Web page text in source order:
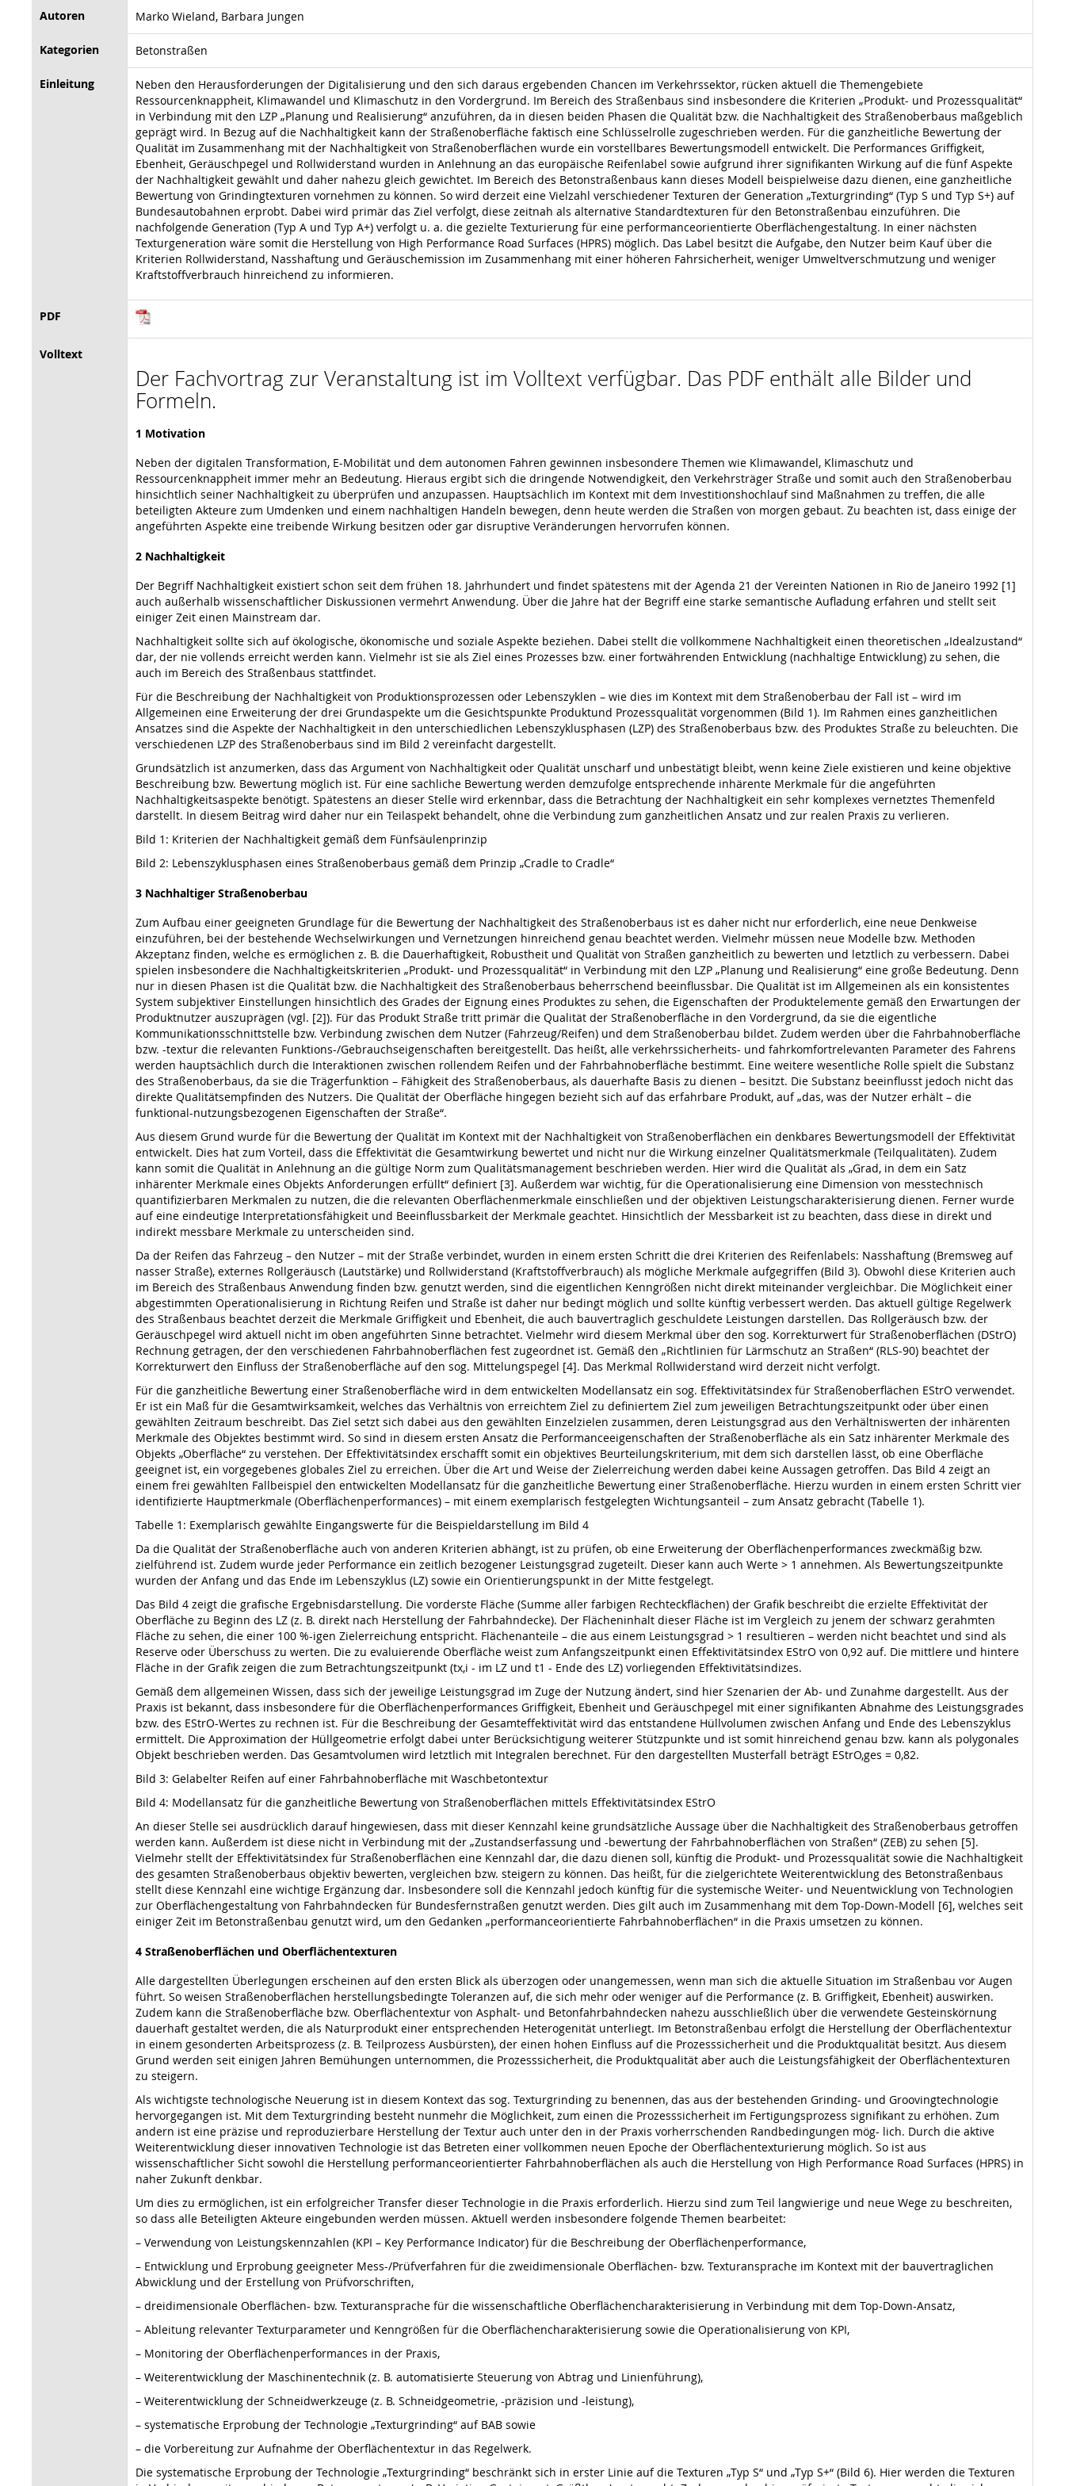
Autoren Marko Wieland, Barbara Jungen
Kategorien Betonstraßen
Einleitung
Neben den Herausforderungen der Digitalisierung und den sich daraus ergebenden Chancen im Verkehrssektor, rücken aktuell die Themengebiete
Ressourcenknappheit, Klimawandel und Klimaschutz in den Vordergrund. Im Bereich des Straßenbaus sind insbesondere die Kriterien „Produkt- und Prozessqualität“
in Verbindung mit den LZP „Planung und Realisierung“ anzuführen, da in diesen beiden Phasen die Qualität bzw. die Nachhaltigkeit des Straßenoberbaus maßgeblich
geprägt wird. In Bezug auf die Nachhaltigkeit kann der Straßenoberfläche faktisch eine Schlüsselrolle zugeschrieben werden. Für die ganzheitliche Bewertung der
Qualität im Zusammenhang mit der Nachhaltigkeit von Straßenoberflächen wurde ein vorstellbares Bewertungsmodell entwickelt. Die Performances Griffigkeit,
Ebenheit, Geräuschpegel und Rollwiderstand wurden in Anlehnung an das europäische Reifenlabel sowie aufgrund ihrer signifikanten Wirkung auf die fünf Aspekte
der Nachhaltigkeit gewählt und daher nahezu gleich gewichtet. Im Bereich des Betonstraßenbaus kann dieses Modell beispielweise dazu dienen, eine ganzheitliche
Bewertung von Grindingtexturen vornehmen zu können. So wird derzeit eine Vielzahl verschiedener Texturen der Generation „Texturgrinding“ (Typ S und Typ S+) auf
Bundesautobahnen erprobt. Dabei wird primär das Ziel verfolgt, diese zeitnah als alternative Standardtexturen für den Betonstraßenbau einzuführen. Die
nachfolgende Generation (Typ A und Typ A+) verfolgt u. a. die gezielte Texturierung für eine performanceorientierte Oberflächengestaltung. In einer nächsten
Texturgeneration wäre somit die Herstellung von High Performance Road Surfaces (HPRS) möglich. Das Label besitzt die Aufgabe, den Nutzer beim Kauf über die
Kriterien Rollwiderstand, Nasshaftung und Geräuschemission im Zusammenhang mit einer höheren Fahrsicherheit, weniger Umweltverschmutzung und weniger
Kraftstoffverbrauch hinreichend zu informieren.
PDF
Volltext
Der Fachvortrag zur Veranstaltung ist im Volltext verfügbar. Das PDF enthält alle Bilder und
Formeln.
1 Motivation
Neben der digitalen Transformation, E-Mobilität und dem autonomen Fahren gewinnen insbesondere Themen wie Klimawandel, Klimaschutz und
Ressourcenknappheit immer mehr an Bedeutung. Hieraus ergibt sich die dringende Notwendigkeit, den Verkehrsträger Straße und somit auch den Straßenoberbau
hinsichtlich seiner Nachhaltigkeit zu überprüfen und anzupassen. Hauptsächlich im Kontext mit dem Investitionshochlauf sind Maßnahmen zu treffen, die alle
beteiligten Akteure zum Umdenken und einem nachhaltigen Handeln bewegen, denn heute werden die Straßen von morgen gebaut. Zu beachten ist, dass einige der
angeführten Aspekte eine treibende Wirkung besitzen oder gar disruptive Veränderungen hervorrufen können.
2 Nachhaltigkeit
Der Begriff Nachhaltigkeit existiert schon seit dem frühen 18. Jahrhundert und findet spätestens mit der Agenda 21 der Vereinten Nationen in Rio de Janeiro 1992 [1]
auch außerhalb wissenschaftlicher Diskussionen vermehrt Anwendung. Über die Jahre hat der Begriff eine starke semantische Aufladung erfahren und stellt seit
einiger Zeit einen Mainstream dar.
Nachhaltigkeit sollte sich auf ökologische, ökonomische und soziale Aspekte beziehen. Dabei stellt die vollkommene Nachhaltigkeit einen theoretischen „Idealzustand“
dar, der nie vollends erreicht werden kann. Vielmehr ist sie als Ziel eines Prozesses bzw. einer fortwährenden Entwicklung (nachhaltige Entwicklung) zu sehen, die
auch im Bereich des Straßenbaus stattfindet.
Für die Beschreibung der Nachhaltigkeit von Produktionsprozessen oder Lebenszyklen – wie dies im Kontext mit dem Straßenoberbau der Fall ist – wird im
Allgemeinen eine Erweiterung der drei Grundaspekte um die Gesichtspunkte Produktund Prozessqualität vorgenommen (Bild 1). Im Rahmen eines ganzheitlichen
Ansatzes sind die Aspekte der Nachhaltigkeit in den unterschiedlichen Lebenszyklusphasen (LZP) des Straßenoberbaus bzw. des Produktes Straße zu beleuchten. Die
verschiedenen LZP des Straßenoberbaus sind im Bild 2 vereinfacht dargestellt.
Grundsätzlich ist anzumerken, dass das Argument von Nachhaltigkeit oder Qualität unscharf und unbestätigt bleibt, wenn keine Ziele existieren und keine objektive
Beschreibung bzw. Bewertung möglich ist. Für eine sachliche Bewertung werden demzufolge entsprechende inhärente Merkmale für die angeführten
Nachhaltigkeitsaspekte benötigt. Spätestens an dieser Stelle wird erkennbar, dass die Betrachtung der Nachhaltigkeit ein sehr komplexes vernetztes Themenfeld
darstellt. In diesem Beitrag wird daher nur ein Teilaspekt behandelt, ohne die Verbindung zum ganzheitlichen Ansatz und zur realen Praxis zu verlieren.
Bild 1: Kriterien der Nachhaltigkeit gemäß dem Fünfsäulenprinzip
Bild 2: Lebenszyklusphasen eines Straßenoberbaus gemäß dem Prinzip „Cradle to Cradle“
3 Nachhaltiger Straßenoberbau
Zum Aufbau einer geeigneten Grundlage für die Bewertung der Nachhaltigkeit des Straßenoberbaus ist es daher nicht nur erforderlich, eine neue Denkweise
einzuführen, bei der bestehende Wechselwirkungen und Vernetzungen hinreichend genau beachtet werden. Vielmehr müssen neue Modelle bzw. Methoden
Akzeptanz finden, welche es ermöglichen z. B. die Dauerhaftigkeit, Robustheit und Qualität von Straßen ganzheitlich zu bewerten und letztlich zu verbessern. Dabei
spielen insbesondere die Nachhaltigkeitskriterien „Produkt- und Prozessqualität“ in Verbindung mit den LZP „Planung und Realisierung“ eine große Bedeutung. Denn
nur in diesen Phasen ist die Qualität bzw. die Nachhaltigkeit des Straßenoberbaus beherrschend beeinflussbar. Die Qualität ist im Allgemeinen als ein konsistentes
System subjektiver Einstellungen hinsichtlich des Grades der Eignung eines Produktes zu sehen, die Eigenschaften der Produktelemente gemäß den Erwartungen der
Produktnutzer auszuprägen (vgl. [2]). Für das Produkt Straße tritt primär die Qualität der Straßenoberfläche in den Vordergrund, da sie die eigentliche
Kommunikationsschnittstelle bzw. Verbindung zwischen dem Nutzer (Fahrzeug/Reifen) und dem Straßenoberbau bildet. Zudem werden über die Fahrbahnoberfläche
bzw. -textur die relevanten Funktions-/Gebrauchseigenschaften bereitgestellt. Das heißt, alle verkehrssicherheits- und fahrkomfortrelevanten Parameter des Fahrens
werden hauptsächlich durch die Interaktionen zwischen rollendem Reifen und der Fahrbahnoberfläche bestimmt. Eine weitere wesentliche Rolle spielt die Substanz
des Straßenoberbaus, da sie die Trägerfunktion – Fähigkeit des Straßenoberbaus, als dauerhafte Basis zu dienen – besitzt. Die Substanz beeinflusst jedoch nicht das
direkte Qualitätsempfinden des Nutzers. Die Qualität der Oberfläche hingegen bezieht sich auf das erfahrbare Produkt, auf „das, was der Nutzer erhält – die
funktional-nutzungsbezogenen Eigenschaften der Straße“.
Aus diesem Grund wurde für die Bewertung der Qualität im Kontext mit der Nachhaltigkeit von Straßenoberflächen ein denkbares Bewertungsmodell der Effektivität
entwickelt. Dies hat zum Vorteil, dass die Effektivität die Gesamtwirkung bewertet und nicht nur die Wirkung einzelner Qualitätsmerkmale (Teilqualitäten). Zudem
kann somit die Qualität in Anlehnung an die gültige Norm zum Qualitätsmanagement beschrieben werden. Hier wird die Qualität als „Grad, in dem ein Satz
inhärenter Merkmale eines Objekts Anforderungen erfüllt“ definiert [3]. Außerdem war wichtig, für die Operationalisierung eine Dimension von messtechnisch
quantifizierbaren Merkmalen zu nutzen, die die relevanten Oberflächenmerkmale einschließen und der objektiven Leistungscharakterisierung dienen. Ferner wurde
auf eine eindeutige Interpretationsfähigkeit und Beeinflussbarkeit der Merkmale geachtet. Hinsichtlich der Messbarkeit ist zu beachten, dass diese in direkt und
indirekt messbare Merkmale zu unterscheiden sind.
Da der Reifen das Fahrzeug – den Nutzer – mit der Straße verbindet, wurden in einem ersten Schritt die drei Kriterien des Reifenlabels: Nasshaftung (Bremsweg auf
nasser Straße), externes Rollgeräusch (Lautstärke) und Rollwiderstand (Kraftstoffverbrauch) als mögliche Merkmale aufgegriffen (Bild 3). Obwohl diese Kriterien auch
im Bereich des Straßenbaus Anwendung finden bzw. genutzt werden, sind die eigentlichen Kenngrößen nicht direkt miteinander vergleichbar. Die Möglichkeit einer
abgestimmten Operationalisierung in Richtung Reifen und Straße ist daher nur bedingt möglich und sollte künftig verbessert werden. Das aktuell gültige Regelwerk
des Straßenbaus beachtet derzeit die Merkmale Griffigkeit und Ebenheit, die auch bauvertraglich geschuldete Leistungen darstellen. Das Rollgeräusch bzw. der
Geräuschpegel wird aktuell nicht im oben angeführten Sinne betrachtet. Vielmehr wird diesem Merkmal über den sog. Korrekturwert für Straßenoberflächen (DStrO)
Rechnung getragen, der den verschiedenen Fahrbahnoberflächen fest zugeordnet ist. Gemäß den „Richtlinien für Lärmschutz an Straßen“ (RLS-90) beachtet der
Korrekturwert den Einfluss der Straßenoberfläche auf den sog. Mittelungspegel [4]. Das Merkmal Rollwiderstand wird derzeit nicht verfolgt.
Für die ganzheitliche Bewertung einer Straßenoberfläche wird in dem entwickelten Modellansatz ein sog. Effektivitätsindex für Straßenoberflächen EStrO verwendet.
Er ist ein Maß für die Gesamtwirksamkeit, welches das Verhältnis von erreichtem Ziel zu definiertem Ziel zum jeweiligen Betrachtungszeitpunkt oder über einen
gewählten Zeitraum beschreibt. Das Ziel setzt sich dabei aus den gewählten Einzelzielen zusammen, deren Leistungsgrad aus den Verhältniswerten der inhärenten
Merkmale des Objektes bestimmt wird. So sind in diesem ersten Ansatz die Performanceeigenschaften der Straßenoberfläche als ein Satz inhärenter Merkmale des
Objekts „Oberfläche“ zu verstehen. Der Effektivitätsindex erschafft somit ein objektives Beurteilungskriterium, mit dem sich darstellen lässt, ob eine Oberfläche
geeignet ist, ein vorgegebenes globales Ziel zu erreichen. Über die Art und Weise der Zielerreichung werden dabei keine Aussagen getroffen. Das Bild 4 zeigt an
einem frei gewählten Fallbeispiel den entwickelten Modellansatz für die ganzheitliche Bewertung einer Straßenoberfläche. Hierzu wurden in einem ersten Schritt vier
identifizierte Hauptmerkmale (Oberflächenperformances) – mit einem exemplarisch festgelegten Wichtungsanteil – zum Ansatz gebracht (Tabelle 1).
Tabelle 1: Exemplarisch gewählte Eingangswerte für die Beispieldarstellung im Bild 4
Da die Qualität der Straßenoberfläche auch von anderen Kriterien abhängt, ist zu prüfen, ob eine Erweiterung der Oberflächenperformances zweckmäßig bzw.
zielführend ist. Zudem wurde jeder Performance ein zeitlich bezogener Leistungsgrad zugeteilt. Dieser kann auch Werte > 1 annehmen. Als Bewertungszeitpunkte
wurden der Anfang und das Ende im Lebenszyklus (LZ) sowie ein Orientierungspunkt in der Mitte festgelegt.
Das Bild 4 zeigt die grafische Ergebnisdarstellung. Die vorderste Fläche (Summe aller farbigen Rechteckflächen) der Grafik beschreibt die erzielte Effektivität der
Oberfläche zu Beginn des LZ (z. B. direkt nach Herstellung der Fahrbahndecke). Der Flächeninhalt dieser Fläche ist im Vergleich zu jenem der schwarz gerahmten
Fläche zu sehen, die einer 100 %-igen Zielerreichung entspricht. Flächenanteile – die aus einem Leistungsgrad > 1 resultieren – werden nicht beachtet und sind als
Reserve oder Überschuss zu werten. Die zu evaluierende Oberfläche weist zum Anfangszeitpunkt einen Effektivitätsindex EStrO von 0,92 auf. Die mittlere und hintere
Fläche in der Grafik zeigen die zum Betrachtungszeitpunkt (tx,i - im LZ und t1 - Ende des LZ) vorliegenden Effektivitätsindizes.
Gemäß dem allgemeinen Wissen, dass sich der jeweilige Leistungsgrad im Zuge der Nutzung ändert, sind hier Szenarien der Ab- und Zunahme dargestellt. Aus der
Praxis ist bekannt, dass insbesondere für die Oberflächenperformances Griffigkeit, Ebenheit und Geräuschpegel mit einer signifikanten Abnahme des Leistungsgrades
bzw. des EStrO-Wertes zu rechnen ist. Für die Beschreibung der Gesamteffektivität wird das entstandene Hüllvolumen zwischen Anfang und Ende des Lebenszyklus
ermittelt. Die Approximation der Hüllgeometrie erfolgt dabei unter Berücksichtigung weiterer Stützpunkte und ist somit hinreichend genau bzw. kann als polygonales
Objekt beschrieben werden. Das Gesamtvolumen wird letztlich mit Integralen berechnet. Für den dargestellten Musterfall beträgt EStrO,ges = 0,82.
Bild 3: Gelabelter Reifen auf einer Fahrbahnoberfläche mit Waschbetontextur
Bild 4: Modellansatz für die ganzheitliche Bewertung von Straßenoberflächen mittels Effektivitätsindex EStrO
An dieser Stelle sei ausdrücklich darauf hingewiesen, dass mit dieser Kennzahl keine grundsätzliche Aussage über die Nachhaltigkeit des Straßenoberbaus getroffen
werden kann. Außerdem ist diese nicht in Verbindung mit der „Zustandserfassung und -bewertung der Fahrbahnoberflächen von Straßen“ (ZEB) zu sehen [5].
Vielmehr stellt der Effektivitätsindex für Straßenoberflächen eine Kennzahl dar, die dazu dienen soll, künftig die Produkt- und Prozessqualität sowie die Nachhaltigkeit
des gesamten Straßenoberbaus objektiv bewerten, vergleichen bzw. steigern zu können. Das heißt, für die zielgerichtete Weiterentwicklung des Betonstraßenbaus
stellt diese Kennzahl eine wichtige Ergänzung dar. Insbesondere soll die Kennzahl jedoch künftig für die systemische Weiter- und Neuentwicklung von Technologien
zur Oberflächengestaltung von Fahrbahndecken für Bundesfernstraßen genutzt werden. Dies gilt auch im Zusammenhang mit dem Top-Down-Modell [6], welches seit
einiger Zeit im Betonstraßenbau genutzt wird, um den Gedanken „performanceorientierte Fahrbahnoberflächen“ in die Praxis umsetzen zu können.
4 Straßenoberflächen und Oberflächentexturen
Alle dargestellten Überlegungen erscheinen auf den ersten Blick als überzogen oder unangemessen, wenn man sich die aktuelle Situation im Straßenbau vor Augen
führt. So weisen Straßenoberflächen herstellungsbedingte Toleranzen auf, die sich mehr oder weniger auf die Performance (z. B. Griffigkeit, Ebenheit) auswirken.
Zudem kann die Straßenoberfläche bzw. Oberflächentextur von Asphalt- und Betonfahrbahndecken nahezu ausschließlich über die verwendete Gesteinskörnung
dauerhaft gestaltet werden, die als Naturprodukt einer entsprechenden Heterogenität unterliegt. Im Betonstraßenbau erfolgt die Herstellung der Oberflächentextur
in einem gesonderten Arbeitsprozess (z. B. Teilprozess Ausbürsten), der einen hohen Einfluss auf die Prozesssicherheit und die Produktqualität besitzt. Aus diesem
Grund werden seit einigen Jahren Bemühungen unternommen, die Prozesssicherheit, die Produktqualität aber auch die Leistungsfähigkeit der Oberflächentexturen
zu steigern.
Als wichtigste technologische Neuerung ist in diesem Kontext das sog. Texturgrinding zu benennen, das aus der bestehenden Grinding- und Groovingtechnologie
hervorgegangen ist. Mit dem Texturgrinding besteht nunmehr die Möglichkeit, zum einen die Prozesssicherheit im Fertigungsprozess signifikant zu erhöhen. Zum
andern ist eine präzise und reproduzierbare Herstellung der Textur auch unter den in der Praxis vorherrschenden Randbedingungen mög- lich. Durch die aktive
Weiterentwicklung dieser innovativen Technologie ist das Betreten einer vollkommen neuen Epoche der Oberflächentexturierung möglich. So ist aus
wissenschaftlicher Sicht sowohl die Herstellung performanceorientierter Fahrbahnoberflächen als auch die Herstellung von High Performance Road Surfaces (HPRS) in
naher Zukunft denkbar.
Um dies zu ermöglichen, ist ein erfolgreicher Transfer dieser Technologie in die Praxis erforderlich. Hierzu sind zum Teil langwierige und neue Wege zu beschreiten,
so dass alle Beteiligten Akteure eingebunden werden müssen. Aktuell werden insbesondere folgende Themen bearbeitet:
– Verwendung von Leistungskennzahlen (KPI – Key Performance Indicator) für die Beschreibung der Oberflächenperformance,
– Entwicklung und Erprobung geeigneter Mess-/Prüfverfahren für die zweidimensionale Oberflächen- bzw. Texturansprache im Kontext mit der bauvertraglichen
Abwicklung und der Erstellung von Prüfvorschriften,
– dreidimensionale Oberflächen- bzw. Texturansprache für die wissenschaftliche Oberflächencharakterisierung in Verbindung mit dem Top-Down-Ansatz,
– Ableitung relevanter Texturparameter und Kenngrößen für die Oberflächencharakterisierung sowie die Operationalisierung von KPI,
– Monitoring der Oberflächenperformances in der Praxis,
– Weiterentwicklung der Maschinentechnik (z. B. automatisierte Steuerung von Abtrag und Linienführung),
– Weiterentwicklung der Schneidwerkzeuge (z. B. Schneidgeometrie, -präzision und -leistung),
– systematische Erprobung der Technologie „Texturgrinding“ auf BAB sowie
– die Vorbereitung zur Aufnahme der Oberflächentextur in das Regelwerk.
Die systematische Erprobung der Technologie „Texturgrinding“ beschränkt sich in erster Linie auf die Texturen „Typ S“ und „Typ S+“ (Bild 6). Hier werden die Texturen